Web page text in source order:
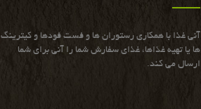
آنی غذا با همكاری رستوران ها و فست فودها و كیترینگ
ها یا تهیه غذاها، غذای سفارش شما را آنی برای شما
ارسال می كند.